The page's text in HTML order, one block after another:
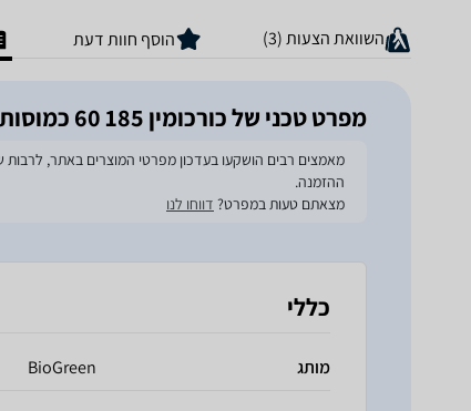
השוואת הצעות (3) הוסף חוות דעת
מפרט טכני של כורכומין 185 60 כמוסות BioGreen
ההזמנה.
מצאתם טעות במפרט? דווחו לנו
כללי
מותג BioGreen